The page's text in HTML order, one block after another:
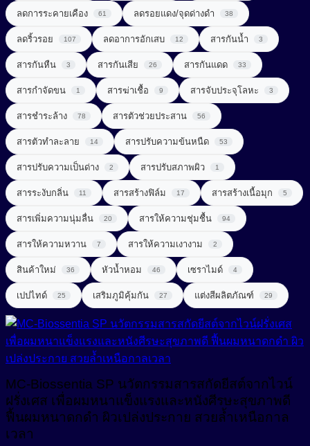
Sunscreening Agents
UV Light Stabilizer
UVA + UVB Filter
สารฆ่าเชื้อ (Disinfectant)
สารจัดแต่งทรงผม (Styling Agent)
สารจับประจุโลหะ (Chelating Agent)
สารช่วยผลัดเซลล์ผิว (Exfoliating Agent)
สารช่วยเพิ่มความคงตัว (Consistency Factors)
สารช่วยให้ผิวกระชับ (Firming Agent)
สารช่วยให้ผิวผ่อนคลาย (Soothing Agent)
สารทำความสะอาด (Surfactant)
Amino Acid Surfactant
Amphoteric Surfactant
Anionic Surfactant
Cationic Surfactant
Non-ionic Surfactant
สารทำละลาย (Solvent)
สารปรับ pH (pH adjust)
สารปรับความนุ่มลื่น (Conditioning Agent)
สารปรับเนื้อสัมผัสเนียนนุ่ม (Smoothness)
Cream Base (Emulsifier Wax)
สารสร้างฟิล์ม (Film Forming Agent)
สารทำให้เกิดเจล (Gelling Agent)
สารที่ช่วยในการลดน้ำหนัก (Weight Loss Aid)
สารปรุงแต่งรส (Flavor Enhancer)
สารสกัดจากพืช
สารสกัดจากสมุนไพร (Herbal extract)
สารออกฤทธิ์ (Active)
สารเสริมโปรตีน (Protein Enhancer)
สารแต่งสี (Coloring)
สารให้ความหวาน (Sweetener)
เพิ่มสารอาหาร (Nutrient added)
ลดการระคายเคือง 61 ลดรอยแดง/จุดด่างดำ 38
ลดริ้วรอย 107 ลดอาการอักเสบ 12 สารกันน้ำ 3
สารกันหืน 3 สารกันเสีย 26 สารกันแดด 33
สารกำจัดขน 1 สารฆ่าเชื้อ 9 สารจับประจุโลหะ 3
สารชำระล้าง 78 สารตัวช่วยประสาน 56
สารตัวทำละลาย 14 สารปรับความข้นหนืด 53
สารปรับความเป็นด่าง 2 สารปรับสภาพผิว 1
สารระงับกลิ่น 11 สารสร้างฟิล์ม 17 สารสร้างเนื้อมุก 5
สารเพิ่มความนุ่มลื่น 20 สารให้ความชุ่มชื้น 94
สารให้ความหวาน 7 สารให้ความเงางาม 2
สินค้าใหม่ 36 หัวน้ำหอม 46 เซราไมด์ 4
เปปไทด์ 25 เสริมภูมิคุ้มกัน 27 แต่งสีผลิตภัณฑ์ 29
MC-Biossentia SP นวัตกรรมสารสกัดยีสต์จากไวน์
ฝรั่งเศส เพื่อผมหนาแข็งแรงและหนังศีรษะสุขภาพดี
ฟื้นผมหนาดกดำ ผิวเปล่งประกาย สวยล้ำเหนือกาล
เวลา